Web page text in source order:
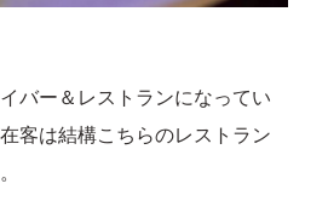
バー＆レストランになってい
客は結構こちらのレストラン